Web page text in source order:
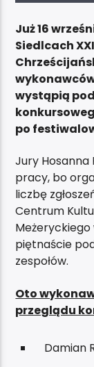
Już 16
Siedlcach
wystąpią
po
Jury Hosanna
pracy, bo
liczbę
Centrum
piętnaście
zespołów.
Oto
przeglądu
Damian